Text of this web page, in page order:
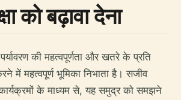
को बढ़ावा देना
की महत्वपूर्णता और खतरे के प्रति
में महत्वपूर्ण भूमिका निभाता है। सजीव
के माध्यम से, यह समुद्र को समझने